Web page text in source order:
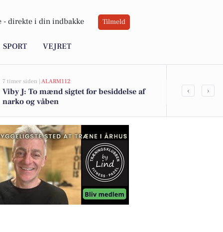
- direkte i din indbakke Tilmeld
SPORT VEJRET
7 timer siden | ALARM112
Viby J: To mænd sigtet for besiddelse af
narko og våben
Indbrud i
‹ ›